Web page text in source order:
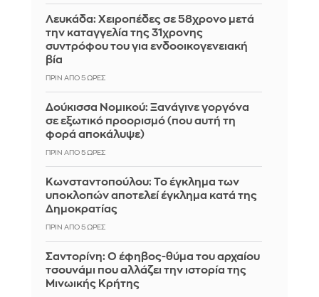
Λευκάδα: Χειροπέδες σε 58χρονο μετά
την καταγγελία της 31χρονης
συντρόφου του για ενδοοικογενειακή
βία
ΠΡΙΝ ΑΠΌ 5 ΏΡΕΣ
Δούκισσα Νομικού: Ξανάγινε γοργόνα
σε εξωτικό προορισμό (που αυτή τη
φορά αποκάλυψε)
ΠΡΙΝ ΑΠΌ 5 ΏΡΕΣ
Κωνσταντοπούλου: Το έγκλημα των
υποκλοπών αποτελεί έγκλημα κατά της
Δημοκρατίας
ΠΡΙΝ ΑΠΌ 5 ΏΡΕΣ
Σαντορίνη: Ο έφηβος-θύμα του αρχαίου
τσουνάμι που αλλάζει την ιστορία της
Μινωικής Κρήτης